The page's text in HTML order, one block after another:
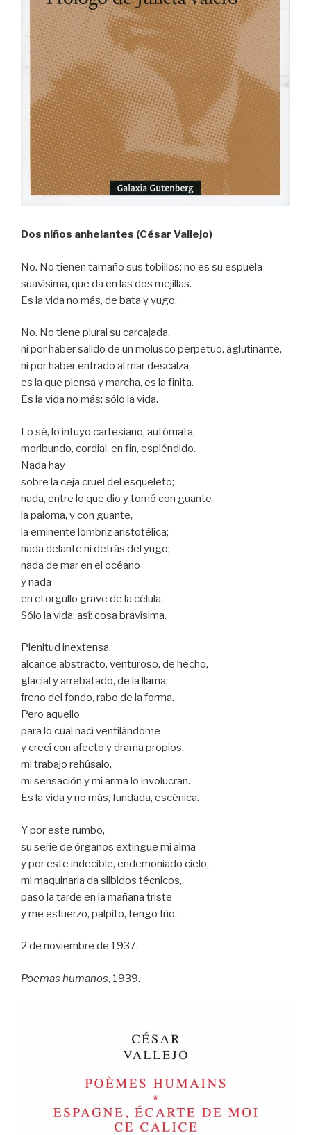
Dos niños anhelantes (César Vallejo)
No. No tienen tamaño sus tobillos; no es su espuela
suavísima, que da en las dos mejillas.
Es la vida no más, de bata y yugo.
No. No tiene plural su carcajada,
ni por haber salido de un molusco perpetuo, aglutinante,
ni por haber entrado al mar descalza,
es la que piensa y marcha, es la finita.
Es la vida no más; sólo la vida.
Lo sé, lo intuyo cartesiano, autómata,
moribundo, cordial, en fin, espléndido.
Nada hay
sobre la ceja cruel del esqueleto;
nada, entre lo que dio y tomó con guante
la paloma, y con guante,
la eminente lombriz aristotélica;
nada delante ni detrás del yugo;
nada de mar en el océano
y nada
en el orgullo grave de la célula.
Sólo la vida; así: cosa bravísima.
Plenitud inextensa,
alcance abstracto, venturoso, de hecho,
glacial y arrebatado, de la llama;
freno del fondo, rabo de la forma.
Pero aquello
para lo cual nací ventilándome
y crecí con afecto y drama propios,
mi trabajo rehúsalo,
mi sensación y mi arma lo involucran.
Es la vida y no más, fundada, escénica.
Y por este rumbo,
su serie de órganos extingue mi alma
y por este indecible, endemoniado cielo,
mi maquinaria da silbidos técnicos,
paso la tarde en la mañana triste
y me esfuerzo, palpito, tengo frío.
2 de noviembre de 1937.
Poemas humanos, 1939.